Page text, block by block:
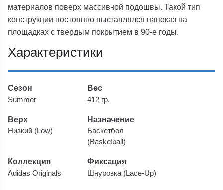
материалов поверх массивной подошвы. Такой тип
конструкции постоянно выставлялся напоказ на
площадках с твердым покрытием в 90-е годы.
Характеристики
Сезон
Summer
Вес
412 гр.
Верх
Низкий (Low)
Назначение
Баскетбол
(Basketball)
Коллекция
Adidas Originals
Фиксация
Шнуровка (Lace-Up)